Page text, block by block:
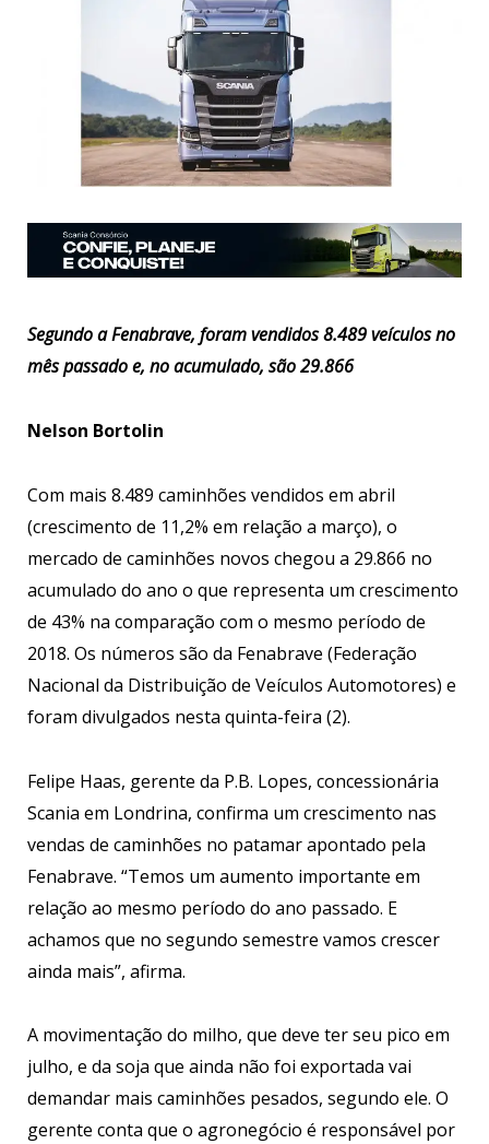
Segundo a Fenabrave, foram vendidos 8.489 veículos no
mês passado e, no acumulado, são 29.866
Nelson Bortolin
Com mais 8.489 caminhões vendidos em abril
(crescimento de 11,2% em relação a março), o
mercado de caminhões novos chegou a 29.866 no
acumulado do ano o que representa um crescimento
de 43% na comparação com o mesmo período de
2018. Os números são da Fenabrave (Federação
Nacional da Distribuição de Veículos Automotores) e
foram divulgados nesta quinta-feira (2).
Felipe Haas, gerente da P.B. Lopes, concessionária
Scania em Londrina, confirma um crescimento nas
vendas de caminhões no patamar apontado pela
Fenabrave. “Temos um aumento importante em
relação ao mesmo período do ano passado. E
achamos que no segundo semestre vamos crescer
ainda mais”, afirma.
A movimentação do milho, que deve ter seu pico em
julho, e da soja que ainda não foi exportada vai
demandar mais caminhões pesados, segundo ele. O
gerente conta que o agronegócio é responsável por